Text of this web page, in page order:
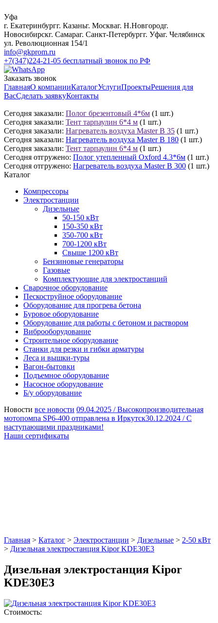
Уфа
г. Екатеринбургг. Казаньг. Москваг. Н.Новгородг.
Новосибирскг. Самараг. Санкт-Петербургг. Уфаг. Челябинск
ул. Революционная 154/1
info@gkprom.ru
+7(347)224-21-05 бесплатный звонок по РФ
Заказать звонок
ГлавнаяО компанииКаталогУслугиПроектыРешения для
ВасСделать заявкуКонтакты
Сегодня заказали: Полог брезентовый 4*6м (1 шт.)
Сегодня заказали: Тент тарпаулин 6*4 м (1 шт.)
Сегодня заказали: Нагреватель воздуха Master B 35 (1 шт.)
Сегодня заказали: Нагреватель воздуха Master B 180 (1 шт.)
Сегодня заказали: Тент тарпаулин 6*4 м (1 шт.)
Сегодня отгружено: Полог утепленный Oxford 4.3*6м (1 шт.)
Сегодня отгружено: Нагреватель воздуха Master B 300 (1 шт.)
Каталог
Компрессоры
Электростанции
Дизельные
50-150 кВт
150-350 кВт
350-700 кВт
700-1200 кВт
Свыше 1200 кВт
Бензиновые генераторы
Газовые
Комплектующие для электростанций
Сварочное оборудование
Пескоструйное оборудование
Оборудование для прогрева бетона
Буровое оборудование
Оборудование для работы с бетоном и раствором
Виброоборудование
Строительное оборудование
Станки для резки и гибки арматуры
Леса и вышки-туры
Вагон-бытовки
Подъемное оборудование
Насосное оборудование
Б/у оборудование
Новости все новости 09.04.2025 /Высокопроизводительная
мотопомпа SP6-400 отправлена в Иркутск30.12.2024 /С
наступающими праздниками!
Наши сертификаты
Главная > Каталог > Электростанции > Дизельные > 2-50 кВт
> Дизельная электростанция Kipor KDE30E3
Дизельная электростанция Kipor
KDE30E3
Стоимость: